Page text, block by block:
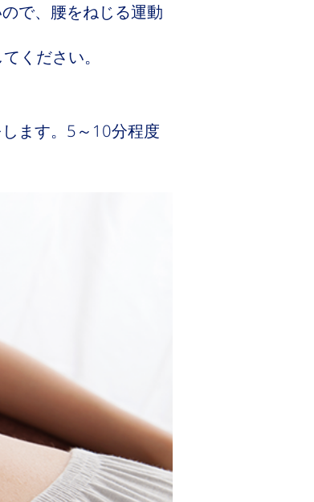
で、腰をねじる運動
ください。
ます。5～10分程度